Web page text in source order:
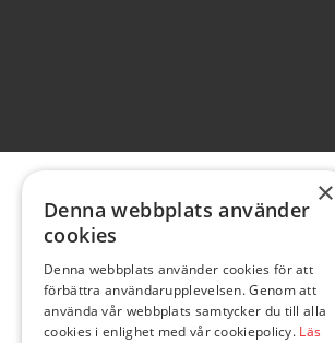
×
Denna webbplats använder
cookies
Denna webbplats använder cookies för att
förbättra användarupplevelsen. Genom att
använda vår webbplats samtycker du till alla
cookies i enlighet med vår cookiepolicy. Läs